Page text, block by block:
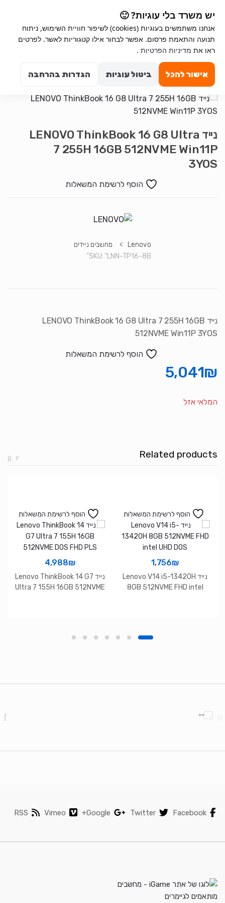
יש משרד בלי עוגיות? 🙂
אנחנו משתמשים בעוגיות (cookies) לשיפור חוויית השימוש, ניתוח
תנועה והתאמת פרסום. אפשר לבחור אילו קטגוריות לאשר. לפרטים
ראו את מדיניות הפרטיות .
אישור להכל ביטול עוגיות הגדרות בהרחבה
navigation
content
Search for:
נייד LENOVO ThinkBook 16 G8 Ultra
7 255H 16GB 512NVME Win11P
3YOS
הוסף לרשימת המשאלות
Lenovo
>
מחשבים ניידים
SKU: "LNN-TP16-8B"
נייד LENOVO ThinkBook 16 G8 Ultra 7 255H 16GB
512NVME Win11P 3YOS
הוסף לרשימת המשאלות
5,041₪
המלאי אזל
Related products
הוסף לרשימת המשאלות
1,756₪
נייד Lenovo V14 i5-13420H
8GB 512NVME FHD intel
הוסף לרשימת המשאלות
4,988₪
נייד Lenovo ThinkBook 14 G7
Ultra 7 155H 16GB 512NVME
Facebook
Twitter
Google+
Vimeo
RSS